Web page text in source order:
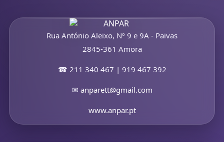
Rua António Aleixo, Nº 9 e 9A - Paivas
2845-361 Amora
☎ 211 340 467 | 919 467 392
✉ anparett@gmail.com
www.anpar.pt